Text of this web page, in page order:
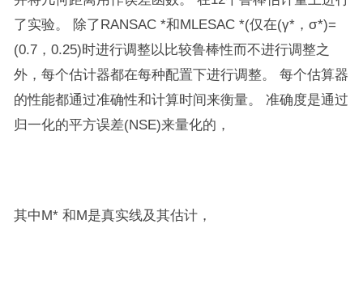
了实验。 除了RANSAC *和MLESAC *(仅在(γ*，σ*)=
(0.7，0.25)时进行调整以比较鲁棒性而不进行调整之
外，每个估计器都在每种配置下进行调整。 每个估算器
的性能都通过准确性和计算时间来衡量。 准确度是通过
归一化的平方误差(NSE)来量化的，
其中M* 和M是真实线及其估计，